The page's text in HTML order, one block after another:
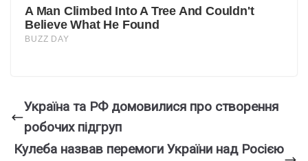
Україна та РФ домовилися про створення
робочих підгруп
Кулеба назвав перемоги України над Росією